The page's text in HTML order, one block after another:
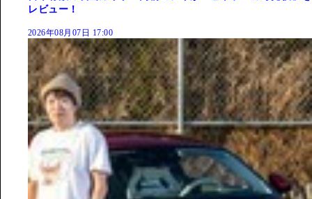
レビュー！
2026年08月07日 17:00